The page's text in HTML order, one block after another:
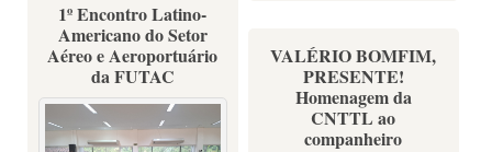
1º Encontro Latino-
Americano do Setor
Aéreo e Aeroportuário
da FUTAC
VALÉRIO BOMFIM,
PRESENTE!
Homenagem da
CNTTL ao
companheiro